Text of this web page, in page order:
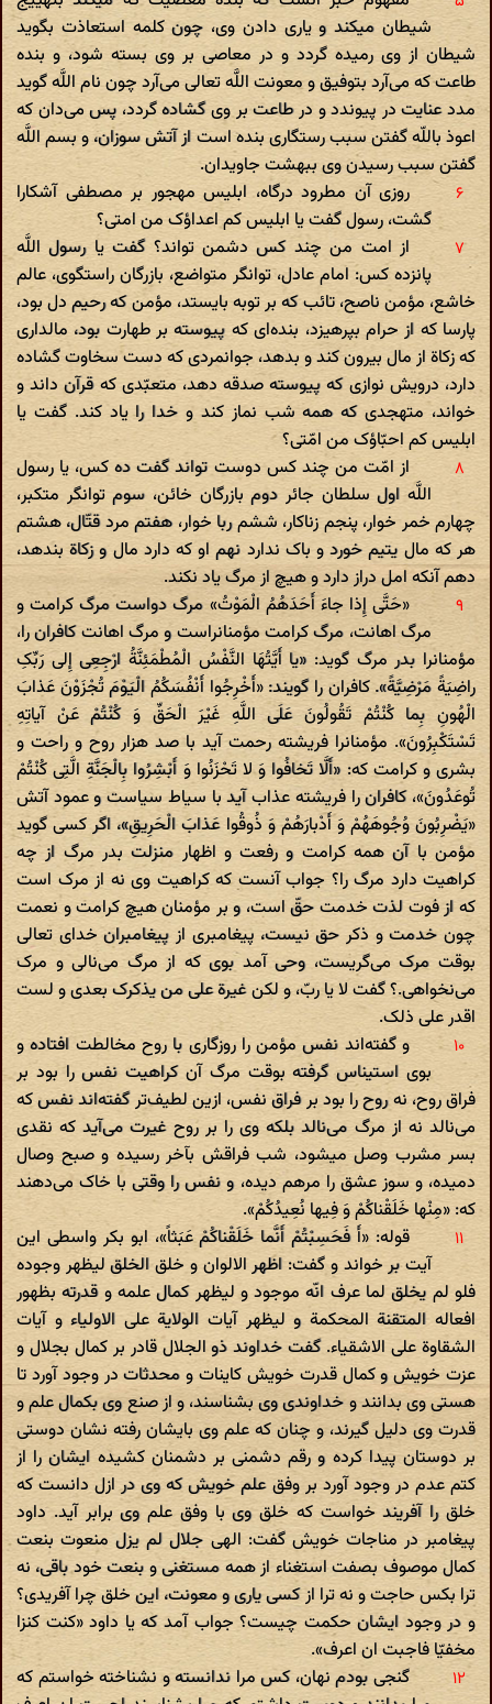
شیطان میکند و یاری دادن وی، چون کلمه استعاذت بگوید
شیطان از وی رمیده گردد و در معاصی بر وی بسته شود، و بنده
طاعت که می‌آرد بتوفیق و معونت اللَّه تعالی می‌آرد چون نام اللَّه گوید
مدد عنایت در پیوندد و در طاعت بر وی گشاده گردد، پس می‌دان که
اعوذ باللّه گفتن سبب رستگاری بنده است از آتش سوزان، و بسم اللَّه
گفتن سبب رسیدن وی ببهشت جاویدان.
روزی آن مطرود درگاه، ابلیس مهجور بر مصطفی آشکارا
گشت، رسول گفت یا ابلیس کم اعداؤک من امتی؟
از امت من چند کس دشمن تواند؟ گفت یا رسول اللَّه
پانزده کس: امام عادل، توانگر متواضع، بازرگان راستگوی، عالم
خاشع، مؤمن ناصح، تائب که بر توبه بایستد، مؤمن که رحیم دل بود،
پارسا که از حرام بپرهیزد، بنده‌ای که پیوسته بر طهارت بود، مالداری
که زکاة از مال بیرون کند و بدهد، جوانمردی که دست سخاوت گشاده
دارد، درویش نوازی که پیوسته صدقه دهد، متعبّدی که قرآن داند و
خواند، متهجدی که همه شب نماز کند و خدا را یاد کند. گفت یا
ابلیس کم احبّاؤک من امّتی؟
از امّت من چند کس دوست تواند گفت ده کس، یا رسول
اللَّه اول سلطان جائر دوم بازرگان خائن، سوم توانگر متکبر،
چهارم خمر خوار، پنجم زناکار، ششم ربا خوار، هفتم مرد قتّال، هشتم
هر که مال یتیم خورد و باک ندارد نهم او که دارد مال و زکاة بندهد،
دهم آنکه امل دراز دارد و هیچ از مرگ یاد نکند.
«حَتَّی إِذا جاءَ أَحَدَهُمُ الْمَوْتُ» مرگ دواست مرگ کرامت و
مرگ اهانت، مرگ کرامت مؤمنانراست و مرگ اهانت کافران را،
مؤمنانرا بدر مرگ گوید: «یا أَیَّتُهَا النَّفْسُ الْمُطْمَئِنَّةُ ارْجِعِی إِلی‌ رَبِّکِ
راضِیَةً مَرْضِیَّةً». کافران را گویند: «أَخْرِجُوا أَنْفُسَکُمُ الْیَوْمَ تُجْزَوْنَ عَذابَ
الْهُونِ بِما کُنْتُمْ تَقُولُونَ عَلَی اللَّهِ غَیْرَ الْحَقِّ وَ کُنْتُمْ عَنْ آیاتِهِ
تَسْتَکْبِرُونَ». مؤمنانرا فریشته رحمت آید با صد هزار روح و راحت و
بشری و کرامت که: «أَلَّا تَخافُوا وَ لا تَحْزَنُوا وَ أَبْشِرُوا بِالْجَنَّةِ الَّتِی کُنْتُمْ
تُوعَدُونَ»، کافران را فریشته عذاب آید با سیاط سیاست و عمود آتش
«یَضْرِبُونَ وُجُوهَهُمْ وَ أَدْبارَهُمْ وَ ذُوقُوا عَذابَ الْحَرِیقِ»، اگر کسی گوید
مؤمن با آن همه کرامت و رفعت و اظهار منزلت بدر مرگ از چه
کراهیت دارد مرگ را؟ جواب آنست که کراهیت وی نه از مرک است
که از فوت لذت خدمت حقّ است، و بر مؤمنان هیچ کرامت و نعمت
چون خدمت و ذکر حق نیست، پیغامبری از پیغامبران خدای تعالی
بوقت مرک می‌گریست، وحی آمد بوی که از مرگ می‌نالی و مرک
می‌نخواهی.؟ گفت‌ لا یا ربّ، و لکن غیرة علی من یذکرک بعدی و لست
اقدر علی ذلک.
و گفته‌اند نفس مؤمن را روزگاری با روح مخالطت افتاده و
بوی استیناس گرفته بوقت مرگ آن کراهیت نفس را بود بر
فراق روح، نه روح را بود بر فراق نفس، ازین لطیف‌تر گفته‌اند نفس که
می‌نالد نه از مرگ می‌نالد بلکه وی را بر روح غیرت می‌آید که نقدی
بسر مشرب وصل میشود، شب فراقش بآخر رسیده و صبح وصال
دمیده، و سوز عشق را مرهم دیده، و نفس را وقتی با خاک می‌دهند
که: «مِنْها خَلَقْناکُمْ وَ فِیها نُعِیدُکُمْ».
قوله: «أَ فَحَسِبْتُمْ أَنَّما خَلَقْناکُمْ عَبَثاً»، ابو بکر واسطی این
آیت بر خواند و گفت: اظهر الالوان و خلق الخلق لیظهر وجوده
فلو لم یخلق لما عرف انّه موجود و لیظهر کمال علمه و قدرته بظهور
افعاله المتقنة المحکمة و لیظهر آیات الولایة علی الاولیاء و آیات
الشقاوة علی الاشقیاء. گفت خداوند ذو الجلال قادر بر کمال بجلال و
عزت خویش و کمال قدرت خویش کاینات و محدثات در وجود آورد تا
هستی وی بدانند و خداوندی وی بشناسند، و از صنع وی بکمال علم و
قدرت وی دلیل گیرند، و چنان که علم وی بایشان رفته نشان دوستی
بر دوستان پیدا کرده و رقم دشمنی بر دشمنان کشیده ایشان را از
کتم عدم در وجود آورد بر وفق علم خویش که وی در ازل دانست که
خلق را آفریند خواست که خلق وی با وفق علم وی برابر آید. داود
پیغامبر در مناجات خویش گفت: الهی جلال لم یزل منعوت بنعت
کمال‌ موصوف بصفت استغناء از همه مستغنی و بنعت خود باقی، نه
ترا بکس حاجت و نه ترا از کسی یاری و معونت، این خلق چرا آفریدی؟
و در وجود ایشان حکمت چیست؟ جواب آمد که یا داود «کنت کنزا
مخفیّا فاجبت ان اعرف».
گنجی بودم نهان، کس مرا ندانسته و نشناخته خواستم که